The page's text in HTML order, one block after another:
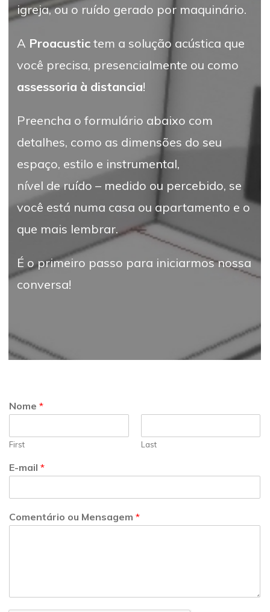
igreja, ou o ruído gerado por maquinário.
A Proacustic tem a solução acústica que
você precisa, presencialmente ou como
assessoria à distancia!
Preencha o formulário abaixo com
detalhes, como as dimensões do seu
espaço, estilo e instrumental,
nível de ruído – medido ou percebido, se
você está numa casa ou apartamento e o
que mais lembrar.
É o primeiro passo para iniciarmos nossa
conversa!
Nome*
First Last
E-mail*
Comentário ou Mensagem*